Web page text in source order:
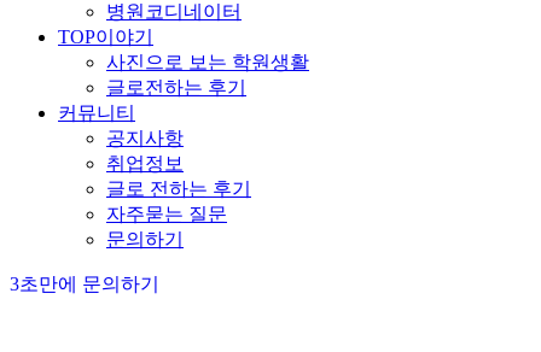
병원코디네이터
TOP이야기
사진으로 보는 학원생활
글로전하는 후기
커뮤니티
공지사항
취업정보
글로 전하는 후기
자주묻는 질문
문의하기
3초만에 문의하기